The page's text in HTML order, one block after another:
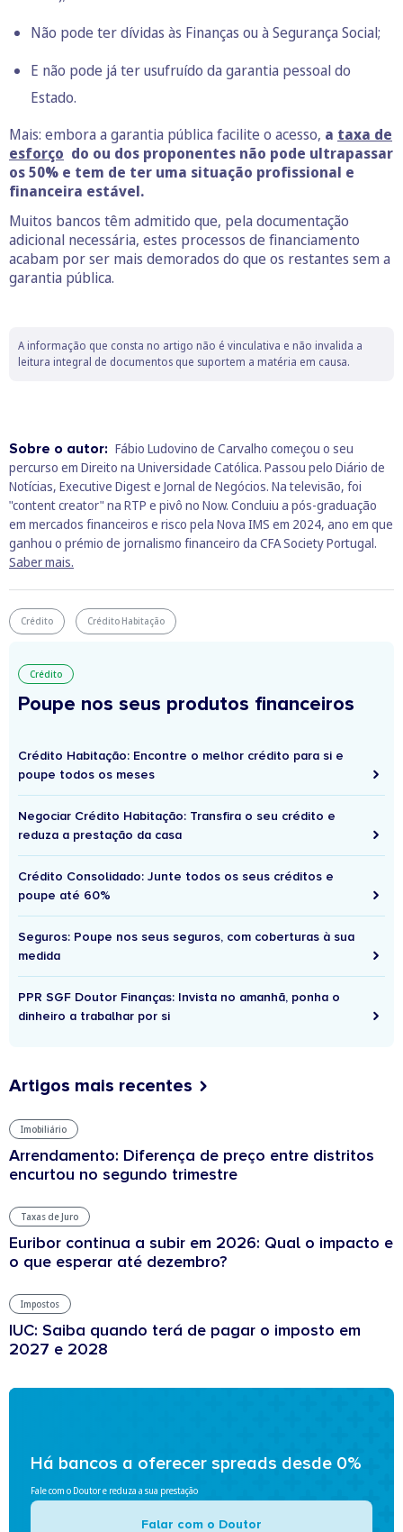
Não pode ter dívidas às Finanças ou à Segurança Social;
E não pode já ter usufruído da garantia pessoal do
Estado.
Mais: embora a garantia pública facilite o acesso, a taxa de
esforço do ou dos proponentes não pode ultrapassar
os 50% e tem de ter uma situação profissional e
financeira estável.
Muitos bancos têm admitido que, pela documentação
adicional necessária, estes processos de financiamento
acabam por ser mais demorados do que os restantes sem a
garantia pública.
A informação que consta no artigo não é vinculativa e não invalida a
leitura integral de documentos que suportem a matéria em causa.
Sobre o autor: Fábio Ludovino de Carvalho começou o seu
percurso em Direito na Universidade Católica. Passou pelo Diário de
Notícias, Executive Digest e Jornal de Negócios. Na televisão, foi
"content creator" na RTP e pivô no Now. Concluiu a pós-graduação
em mercados financeiros e risco pela Nova IMS em 2024, ano em que
ganhou o prémio de jornalismo financeiro da CFA Society Portugal.
Saber mais.
Crédito Crédito Habitação
Crédito
Poupe nos seus produtos financeiros
Crédito Habitação: Encontre o melhor crédito para si e
poupe todos os meses
Negociar Crédito Habitação: Transfira o seu crédito e
reduza a prestação da casa
Crédito Consolidado: Junte todos os seus créditos e
poupe até 60%
Seguros: Poupe nos seus seguros, com coberturas à sua
medida
PPR SGF Doutor Finanças: Invista no amanhã, ponha o
dinheiro a trabalhar por si
Artigos mais recentes
Imobiliário
Arrendamento: Diferença de preço entre distritos
encurtou no segundo trimestre
Taxas de Juro
Euribor continua a subir em 2026: Qual o impacto e
o que esperar até dezembro?
Impostos
IUC: Saiba quando terá de pagar o imposto em
2027 e 2028
Há bancos a oferecer spreads desde 0%
Fale com o Doutor e reduza a sua prestação
Falar com o Doutor